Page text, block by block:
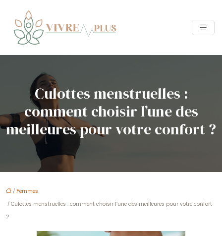
Culottes menstruelles :
comment choisir l’une des
meilleures pour votre confort ?
/ Femmes
/ Culottes menstruelles : comment choisir l’une des meilleures pour votre confort
?